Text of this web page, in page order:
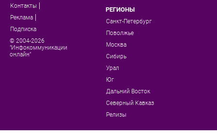
Контакты
Реклама
Подписка
© 2004-2026
"Инфокоммуникации
онлайн"
РЕГИОНЫ
Санкт-Петербург
Поволжье
Москва
Сибирь
Урал
Юг
Дальний Восток
Северный Кавказ
Релизы